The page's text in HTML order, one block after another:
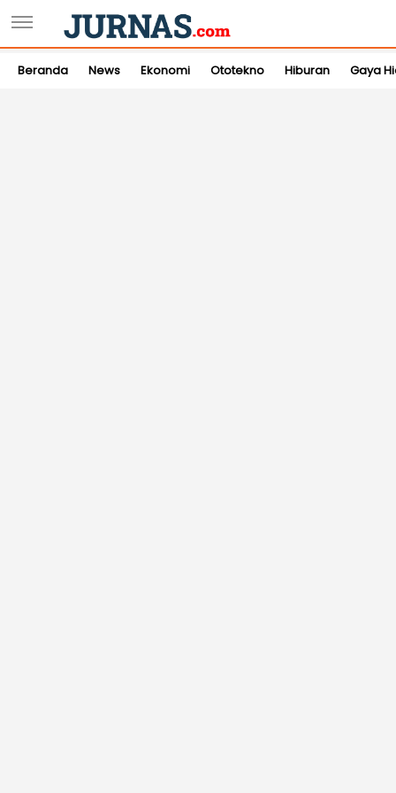
Beranda News Ekonomi Ototekno Hiburan Gaya